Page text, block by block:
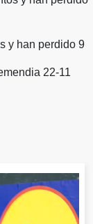
y han perdido 9
22-11